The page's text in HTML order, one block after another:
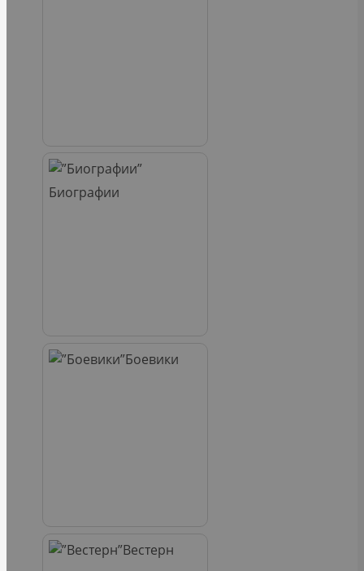
Биографии
Боевики
Вестерн